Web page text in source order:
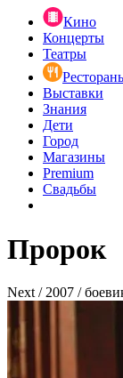
Кино
Концерты
Театры
Выставки
Знания
Дети
Город
Магазины
Premium
Свадьбы
Пророк
Next / 2007 /